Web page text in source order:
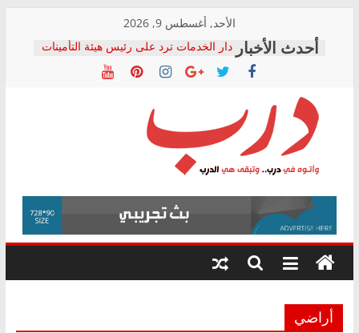
content
الأحد, أغسطس 9, 2026
دار الخدمات ترد على رئيس هيئة التأمينات
بعد مؤتمره الصحفي: إنكار الأزمة لا ينهي
معاناة أصحاب المعاشات.. ونطالب بكشف
فرحات سليمان يكتب: القطاع الصحي إلى
أين؟
حزب التحالف الشعبي يطلق لجنة “الحق
في الصحة” بالإسكندرية لرصد الانتهاكات
ودعم المرضى
الوزاري لمدينة الصحفيين.. وانتهاء أعمال
إنشاء المبنى الإداري
المجلس القومي لحقوق الإنسان يعلن
متابعة قضية الدكتور محمد زهران.. ويؤكد:
قرينة البراءة وضمانات المحاكمة العادلة
درب
وأتوه
درب..
وتبقى
هي
أراضي